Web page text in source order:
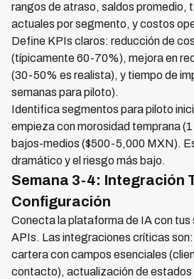
rangos de atraso, saldos promedio,
actuales por segmento, y costos
Define KPIs claros: reducción de
(típicamente 60-70%), mejora en
(30-50% es realista), y tiempo de
semanas para piloto).
Identifica segmentos para piloto
empieza con morosidad temprana
bajos-medios ($500-5,000 MXN).
dramático y el riesgo más bajo.
Semana 3-4: Integración
Configuración
Conecta la plataforma de IA con tus
APIs. Las integraciones críticas
cartera con campos esenciales
contacto), actualización de estados